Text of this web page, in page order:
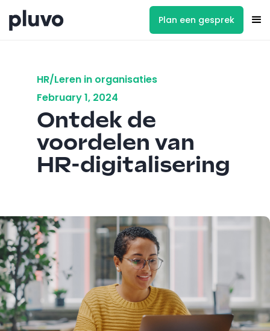
Plan een gesprek
HR/Leren in organisaties
February 1, 2024
Ontdek de
voordelen van
HR-digitalisering